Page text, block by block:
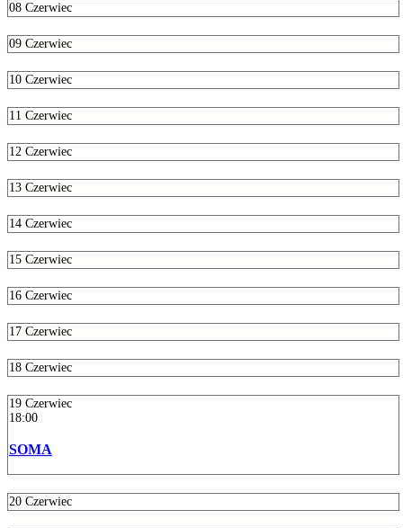
08 Czerwiec
09 Czerwiec
10 Czerwiec
11 Czerwiec
12 Czerwiec
13 Czerwiec
14 Czerwiec
15 Czerwiec
16 Czerwiec
17 Czerwiec
18 Czerwiec
19 Czerwiec
18:00
SOMA
20 Czerwiec